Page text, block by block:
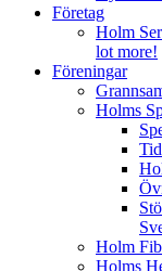
Företag
Holm
lot more!
Föreningar
Holms
Holm
Holms